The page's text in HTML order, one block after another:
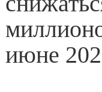
июне